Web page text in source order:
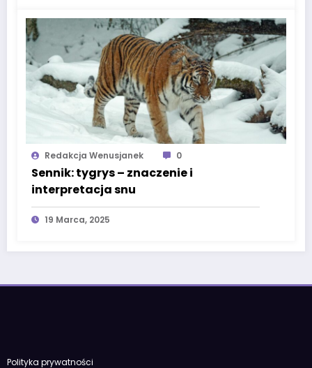
Redakcja Wenusjanek 0
Sennik: tygrys – znaczenie i
interpretacja snu
19 Marca, 2025
Polityka prywatności